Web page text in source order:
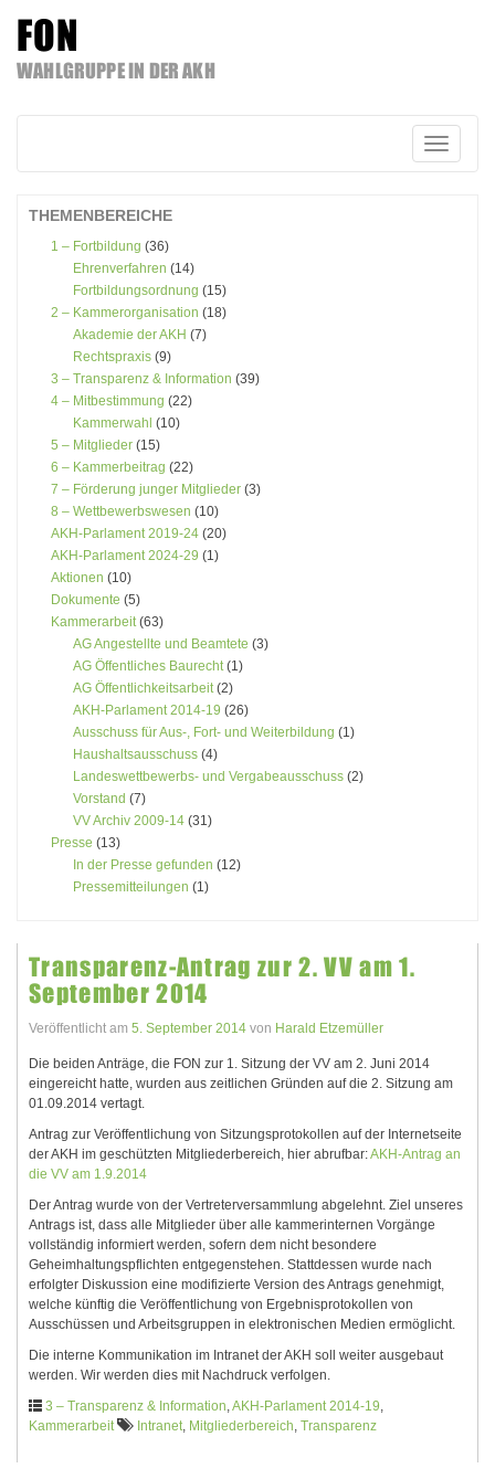
FON
WAHLGRUPPE IN DER AKH
Inhalt
Schalte
THEMENBEREICHE
1 – Fortbildung (36)
Ehrenverfahren (14)
Fortbildungsordnung (15)
2 – Kammerorganisation (18)
Akademie der AKH (7)
Rechtspraxis (9)
3 – Transparenz & Information (39)
4 – Mitbestimmung (22)
Kammerwahl (10)
5 – Mitglieder (15)
6 – Kammerbeitrag (22)
7 – Förderung junger Mitglieder (3)
8 – Wettbewerbswesen (10)
AKH-Parlament 2019-24 (20)
AKH-Parlament 2024-29 (1)
Aktionen (10)
Dokumente (5)
Kammerarbeit(63)
AG Angestellte und Beamtete (3)
AG Öffentliches Baurecht(1)
AG Öffentlichkeitsarbeit(2)
AKH-Parlament 2014-19 (26)
Ausschuss für Aus-, Fort- und Weiterbildung (1)
Haushaltsausschuss (4)
Landeswettbewerbs- und Vergabeausschuss (2)
Vorstand (7)
VV Archiv 2009-14 (31)
Presse (13)
In der Presse gefunden (12)
Pressemitteilungen (1)
Transparenz-Antrag zur 2. VV am 1.
September 2014
Veröffentlicht am 5. September 2014 von Harald Etzemüller
Die beiden Anträge, die FON zur 1. Sitzung der VV am 2. Juni 2014
eingereicht hatte, wurden aus zeitlichen Gründen auf die 2. Sitzung am
01.09.2014 vertagt.
Antrag zur Veröffentlichung von Sitzungsprotokollen auf der Internetseite
der AKH im geschützten Mitgliederbereich, hier abrufbar:AKH-Antrag an
die VV am 1.9.2014
Der Antrag wurde von der Vertreterversammlung abgelehnt. Ziel unseres
Antrags ist, dass alle Mitglieder über alle kammerinternen Vorgänge
vollständig informiert werden, sofern dem nicht besondere
Geheimhaltungspflichten entgegenstehen. Stattdessen wurde nach
erfolgter Diskussion eine modifizierte Version des Antrags genehmigt,
welche künftig die Veröffentlichung von Ergebnisprotokollen von
Ausschüssen und Arbeitsgruppen in elektronischen Medien ermöglicht.
Die interne Kommunikation im Intranet der AKH soll weiter ausgebaut
werden. Wir werden dies mit Nachdruck verfolgen.
3 – Transparenz & Information,AKH-Parlament 2014-19,
Kammerarbeit
Intranet, Mitgliederbereich, Transparenz